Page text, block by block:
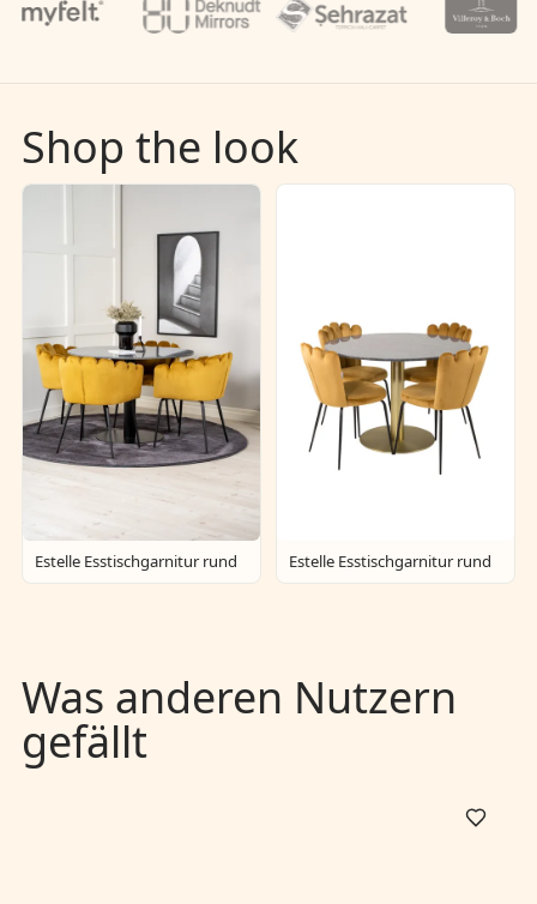
Shop the look
Estelle Esstischgarnitur rund Estelle Esstischgarnitur rund
Was anderen Nutzern
gefällt